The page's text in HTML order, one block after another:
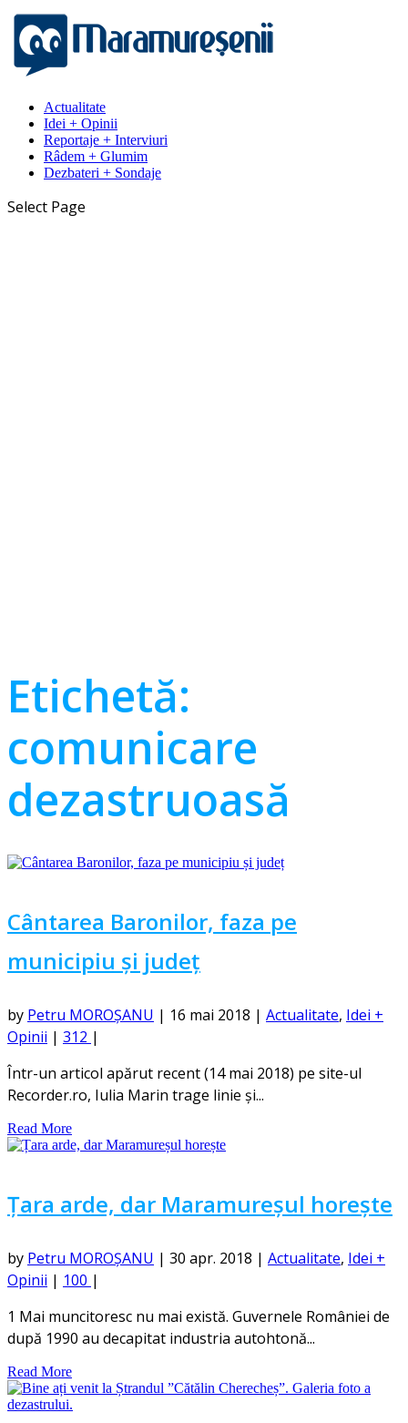
Actualitate
Idei + Opinii
Reportaje + Interviuri
Râdem + Glumim
Dezbateri + Sondaje
Select Page
Etichetă:
comunicare
dezastruoasă
Cântarea Baronilor, faza pe
municipiu și județ
by Petru MOROȘANU | 16 mai 2018 | Actualitate, Idei +
Opinii | 312 |
Într-un articol apărut recent (14 mai 2018) pe site-ul
Recorder.ro, Iulia Marin trage linie și...
Read More
Țara arde, dar Maramureșul horește
by Petru MOROȘANU | 30 apr. 2018 | Actualitate, Idei +
Opinii | 100 |
1 Mai muncitoresc nu mai există. Guvernele României de
după 1990 au decapitat industria autohtonă...
Read More